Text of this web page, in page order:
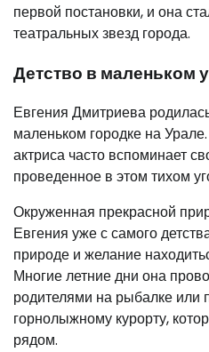
первой постановки, и она
театральных звезд города.
Детство в маленьком
Евгения Дмитриева
маленьком городке на
актриса часто вспоминает
проведенное в этом тихом
Окруженная прекрасной
Евгения уже с самого
природе и желание
Многие летние дни она
родителями на рыбалке или
горнолыжному курорту,
рядом.